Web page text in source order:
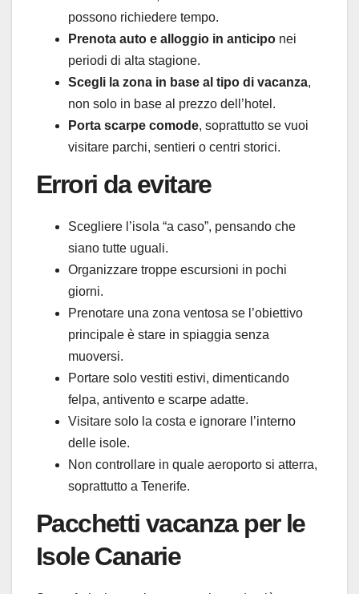
possono richiedere tempo.
Prenota auto e alloggio in anticipo nei
periodi di alta stagione.
Scegli la zona in base al tipo di vacanza,
non solo in base al prezzo dell’hotel.
Porta scarpe comode, soprattutto se vuoi
visitare parchi, sentieri o centri storici.
Errori da evitare
Scegliere l’isola “a caso”, pensando che
siano tutte uguali.
Organizzare troppe escursioni in pochi
giorni.
Prenotare una zona ventosa se l’obiettivo
principale è stare in spiaggia senza
muoversi.
Portare solo vestiti estivi, dimenticando
felpa, antivento e scarpe adatte.
Visitare solo la costa e ignorare l’interno
delle isole.
Non controllare in quale aeroporto si atterra,
soprattutto a Tenerife.
Pacchetti vacanza per le
Isole Canarie